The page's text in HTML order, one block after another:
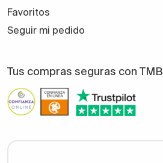
Favoritos
Seguir mi pedido
Tus compras seguras con TMB